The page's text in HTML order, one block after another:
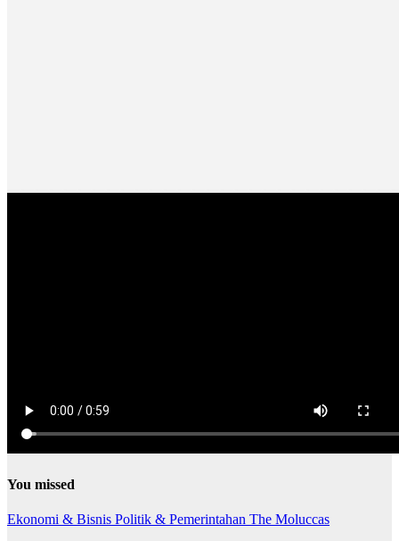
You missed
Ekonomi & Bisnis Politik & Pemerintahan The Moluccas